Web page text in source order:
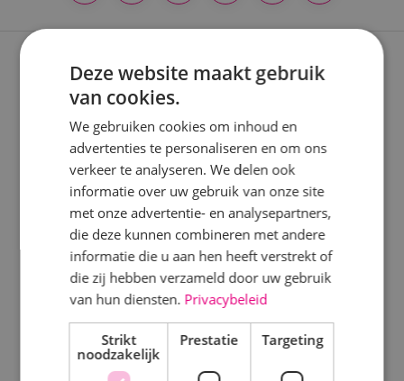
Kaatsheuvel
Sprundel
Specialisme
Beveiligingstechniek
Elektrotechniek
Energietechniek
Staf
Expertises
Verbouwprojecten
Energieneutraal bouwen
Keuringen
Disciplines
Deze website maakt gebruik
van cookies.
We gebruiken cookies om inhoud en
advertenties te personaliseren en om ons
verkeer te analyseren. We delen ook
informatie over uw gebruik van onze site
met onze advertentie- en analysepartners,
die deze kunnen combineren met andere
informatie die u aan hen heeft verstrekt of
die zij hebben verzameld door uw gebruik
van hun diensten. Privacybeleid
Strikt
noodzakelijk
Prestatie Targeting